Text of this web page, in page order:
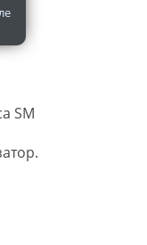
SM